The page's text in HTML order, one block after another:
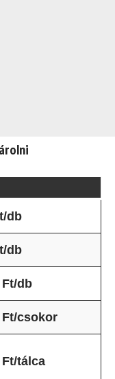
db
db
Ft/db
Ft/csokor
Ft/tálca